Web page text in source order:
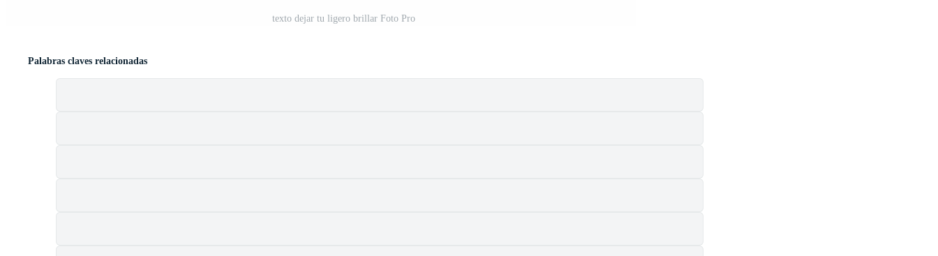
texto dejar tu ligero brillar Foto Pro
Palabras claves relacionadas